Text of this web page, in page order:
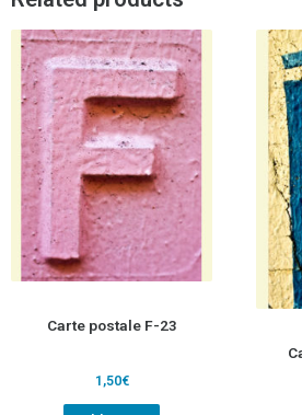
Carte postale F-23
1,50€